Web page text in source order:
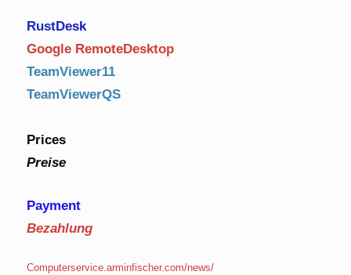
RustDesk
Google RemoteDesktop
TeamViewer11
TeamViewerQS
Prices
Preise
Payment
Bezahlung
Computerservice.arminfischer.com/news/